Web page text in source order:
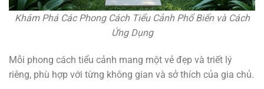
Khám Phá Các Phong Cách Tiểu Cảnh Phổ Biến và Cách
Ứng Dụng
Mỗi phong cách tiểu cảnh mang một vẻ đẹp và triết lý
riêng, phù hợp với từng không gian và sở thích của gia chủ.